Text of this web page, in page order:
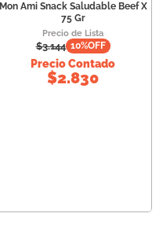
Mon Ami Snack Saludable Beef X
75 Gr
Precio de Lista
$3.144 10%OFF
Precio Contado
$2.830